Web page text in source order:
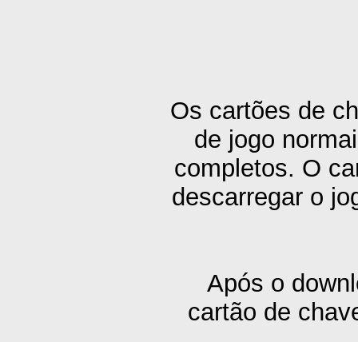
Os cartões de
de jogo
completos. O
descarregar o
Após o
cartão de